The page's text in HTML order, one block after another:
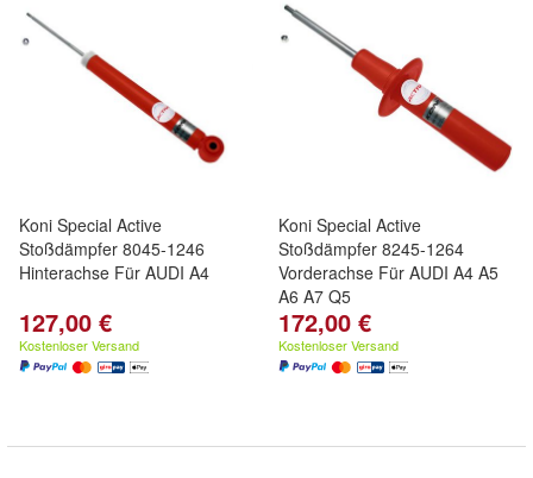
Koni Special Active
Stoßdämpfer 8045-1246
Hinterachse Für AUDI A4
127,00 €
Kostenloser Versand
Koni Special Active
Stoßdämpfer 8245-1264
Vorderachse Für AUDI A4 A5
A6 A7 Q5
172,00 €
Kostenloser Versand